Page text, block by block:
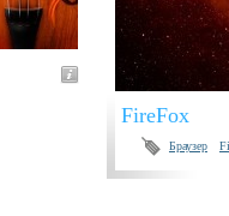
FireFox
Браузер